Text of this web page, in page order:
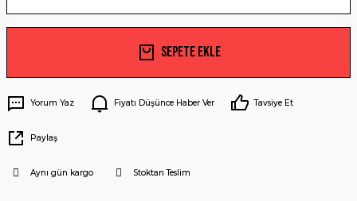
Sepete Ekle
Yorum Yaz Fiyatı Düşünce Haber Ver Tavsiye Et
Paylaş
Aynı gün kargo Stoktan Teslim